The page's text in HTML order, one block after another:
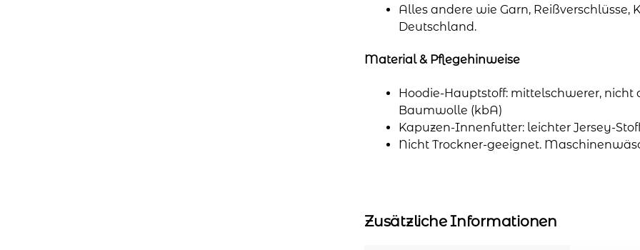
Alles andere wie Garn, Reißverschlüsse,
Deutschland.
Material & Pflegehinweise
Hoodie-Hauptstoff: mittelschwerer, nicht
Baumwolle (kbA)
Kapuzen-Innenfutter: leichter Jersey-
Nicht Trockner-geeignet.
Zusätzliche Informationen